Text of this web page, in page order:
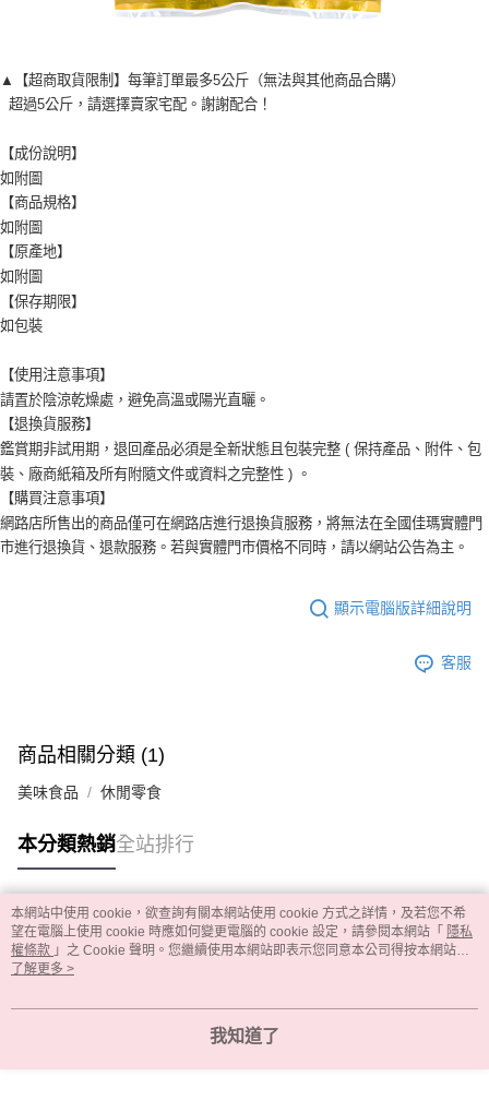
▲【超商取貨限制】每筆訂單最多5公斤（無法與其他商品合購）
超過5公斤，請選擇賣家宅配。謝謝配合！
【成份說明】
如附圖
【商品規格】
如附圖
【原產地】
如附圖
【保存期限】
如包裝
【使用注意事項】
請置於陰涼乾燥處，避免高溫或陽光直曬。
【退換貨服務】
鑑賞期非試用期，退回產品必須是全新狀態且包裝完整 ( 保持產品、附件、包
裝、廠商紙箱及所有附隨文件或資料之完整性 ) 。
【購買注意事項】
網路店所售出的商品僅可在網路店進行退換貨服務，將無法在全國佳瑪實體門
市進行退換貨、退款服務。若與實體門市價格不同時，請以網站公告為主。
顯示電腦版詳細說明
客服
商品相關分類 (1)
美味食品 休閒零食
本分類熱銷全站排行
熱門標籤
本網站中使用 cookie，欲查詢有關本網站使用 cookie 方式之詳情，及若您不希
望在電腦上使用 cookie 時應如何變更電腦的 cookie 設定，請參閱本網站「 隱私
權條款 」之 Cookie 聲明。您繼續使用本網站即表示您同意本公司得按本網站使
用條款之 Cookie 聲明使用 cookie。
了解更多 >
我知道了